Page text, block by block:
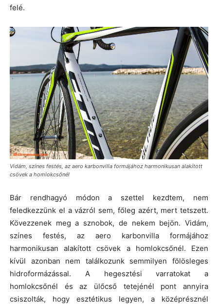
felé.
Vidám, színes festés, az aero karbonvilla formájához harmonikusan alakított
csövek a homlokcsőnél
Bár rendhagyó módon a szettel kezdtem, nem
feledkezzünk el a vázról sem, főleg azért, mert tetszett.
Kövezzenek meg a sznobok, de nekem bejön. Vidám,
színes festés, az aero karbonvilla formájához
harmonikusan alakított csövek a homlokcsőnél. Ezen
kívül azonban nem találkozunk semmilyen fölösleges
hidroformázással. A hegesztési varratokat a
homlokcsőnél és az ülőcső tetejénél pont annyira
csiszolták, hogy esztétikus legyen, a középrésznél